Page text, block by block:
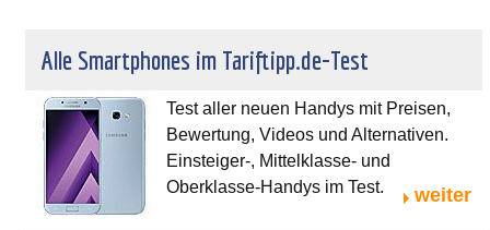
Alle Smartphones im Tariftipp.de-Test
Test aller neuen Handys mit Preisen,
Bewertung, Videos und Alternativen.
Einsteiger-, Mittelklasse- und
Oberklasse-Handys im Test.
weiter